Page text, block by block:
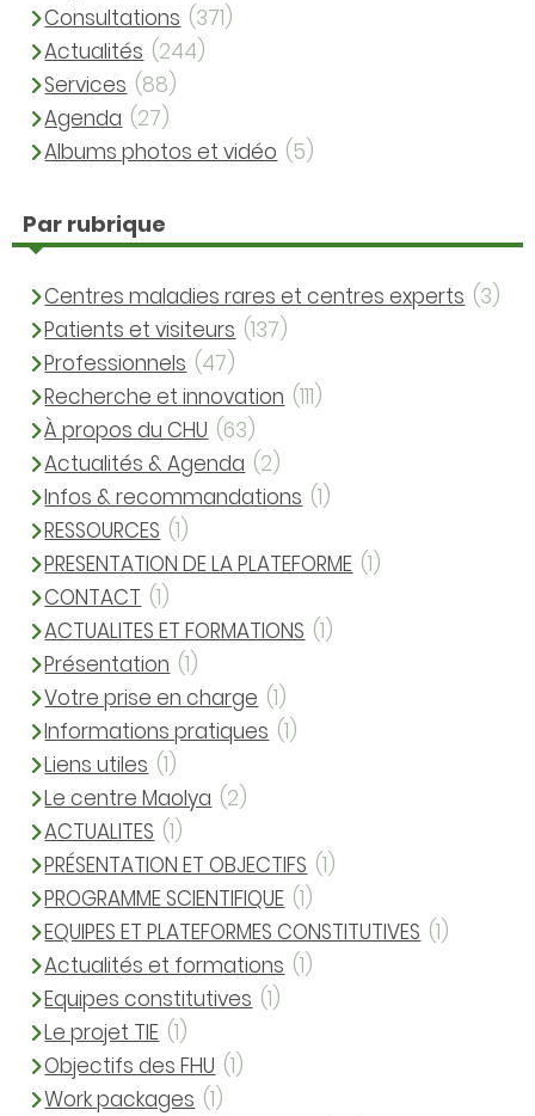
Consultations (371)
Actualités (244)
Services (88)
Agenda (27)
Albums photos et vidéo (5)
Par rubrique
Centres maladies rares et centres experts (3)
Patients et visiteurs (137)
Professionnels (47)
Recherche et innovation (111)
À propos du CHU (63)
Actualités & Agenda (2)
Infos & recommandations (1)
RESSOURCES (1)
PRESENTATION DE LA PLATEFORME (1)
CONTACT (1)
ACTUALITES ET FORMATIONS (1)
Présentation (1)
Votre prise en charge (1)
Informations pratiques (1)
Liens utiles (1)
Le centre Maolya (2)
ACTUALITES (1)
PRÉSENTATION ET OBJECTIFS (1)
PROGRAMME SCIENTIFIQUE (1)
EQUIPES ET PLATEFORMES CONSTITUTIVES (1)
Actualités et formations (1)
Equipes constitutives (1)
Le projet TIE (1)
Objectifs des FHU (1)
Work packages (1)